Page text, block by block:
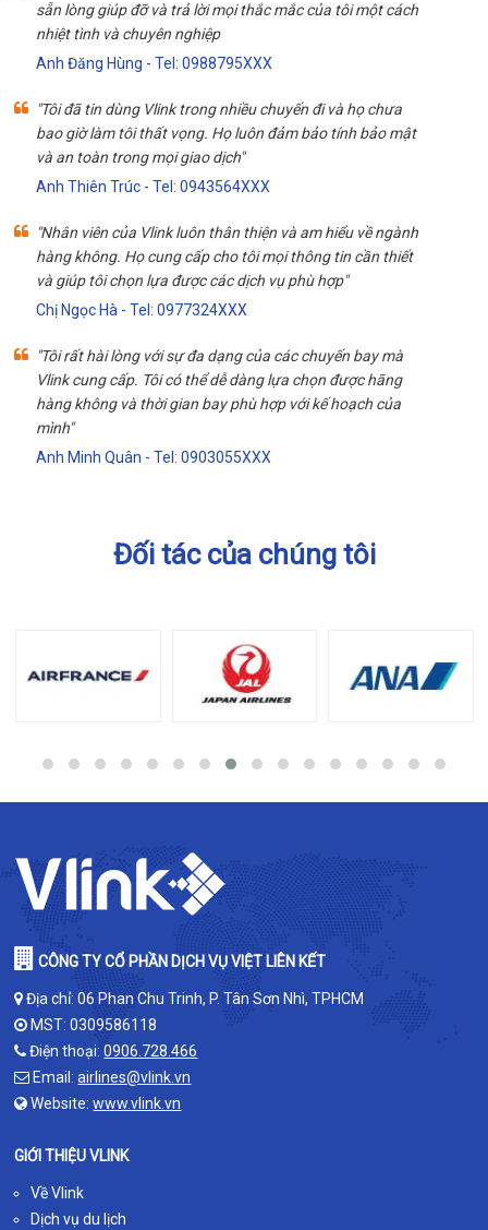
sẵn lòng giúp đỡ và trả lời mọi thắc mắc của tôi một cách
nhiệt tình và chuyên nghiệp
Anh Đăng Hùng - Tel: 0988795XXX
"Tôi đã tin dùng Vlink trong nhiều chuyến đi và họ chưa
bao giờ làm tôi thất vọng. Họ luôn đảm bảo tính bảo mật
và an toàn trong mọi giao dịch"
Anh Thiên Trúc - Tel: 0943564XXX
"Nhân viên của Vlink luôn thân thiện và am hiểu về ngành
hàng không. Họ cung cấp cho tôi mọi thông tin cần thiết
và giúp tôi chọn lựa được các dịch vụ phù hợp"
Chị Ngọc Hà - Tel: 0977324XXX
"Tôi rất hài lòng với sự đa dạng của các chuyến bay mà
Vlink cung cấp. Tôi có thể dễ dàng lựa chọn được hãng
hàng không và thời gian bay phù hợp với kế hoạch của
mình"
Anh Minh Quân - Tel: 0903055XXX
Đối tác của chúng tôi
CÔNG TY CỔ PHẦN DỊCH VỤ VIỆT LIÊN KẾT
Địa chỉ: 06 Phan Chu Trinh, P. Tân Sơn Nhì, TPHCM
MST: 0309586118
Điện thoại:0906.728.466
Email:airlines@vlink.vn
Website:www.vlink.vn
GIỚI THIỆU VLINK
Về Vlink
Dịch vụ du lịch